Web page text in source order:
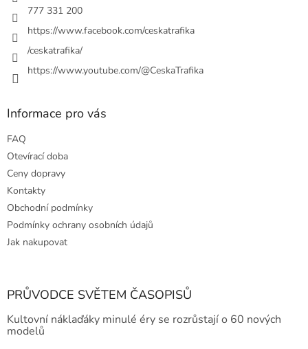
777 331 200
https://www.facebook.com/ceskatrafika
/ceskatrafika/
https://www.youtube.com/@CeskaTrafika
Informace pro vás
FAQ
Otevírací doba
Ceny dopravy
Kontakty
Obchodní podmínky
Podmínky ochrany osobních údajů
Jak nakupovat
PRŮVODCE SVĚTEM ČASOPISŮ
Kultovní náklaďáky minulé éry se rozrůstají o 60 nových
modelů